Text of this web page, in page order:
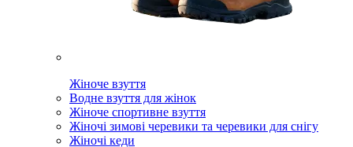
Жіноче взуття
Водне взуття для жінок
Жіноче спортивне взуття
Жіночі зимові черевики та черевики для снігу
Жіночі кеди